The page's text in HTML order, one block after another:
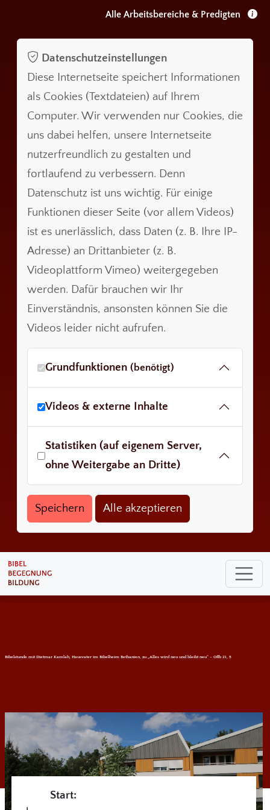
Alle Arbeitsbereiche & Predigten
Datenschutzeinstellungen
Diese Internetseite speichert Informationen
als Cookies (Textdateien) auf Ihrem
Computer. Wir verwenden nur Cookies, die
uns dabei helfen, unsere Internetseite
nutzerfreundlich zu gestalten und
fortlaufend zu verbessern. Denn
Datenschutz ist uns wichtig. Für einige
Funktionen dieser Seite (vor allem Videos)
ist es unerlässlich, dass Daten (z. B. Ihre IP-
Adresse) an Drittanbieter (z. B.
Videoplattform Vimeo) weitergegeben
werden. Dafür brauchen wir Ihr
Einverständnis, ansonsten können Sie die
Videos leider nicht aufrufen.
Grundfunktionen (benötigt)
Videos & externe Inhalte
Statistiken (auf eigenem Server,
ohne Weitergabe an Dritte)
Bibelstunde mit Dietmar Kamlah, Hausvater im Bibelheim Bethanien, zu „Alles wird neu und bleibt neu“ – Offb 21, 5
Start: